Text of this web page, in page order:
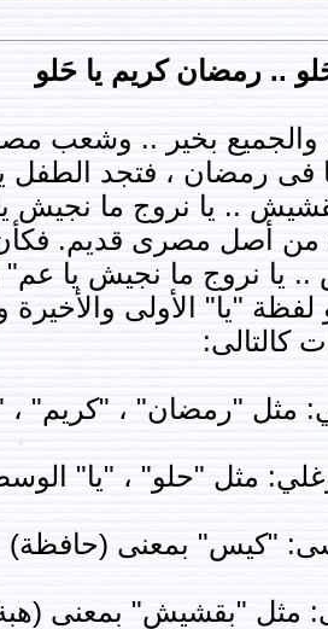
.. رمضان كريم يا حَلو
بخير .. وشعب مصر
فى رمضان ، فتجد
من أصل مصرى قديم. فكأن
يا نروج ما نجيش يا عم"
"يا" الأولى
كالتالى: